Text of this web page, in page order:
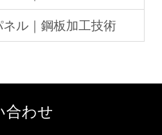
ル｜鋼板加工技術
合わせ